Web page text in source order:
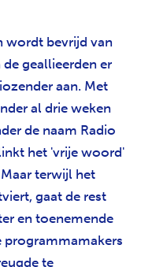
wordt bevrijd van
geallieerden er
aan. Met
al drie weken
de naam Radio
het 'vrije woord'
terwijl het
gaat de rest
en toenemende
programmamakers
te